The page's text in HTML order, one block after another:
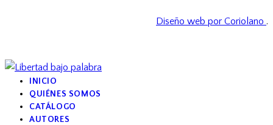
Diseño web por Coriolano .
INICIO
QUIÉNES SOMOS
CATÁLOGO
AUTORES